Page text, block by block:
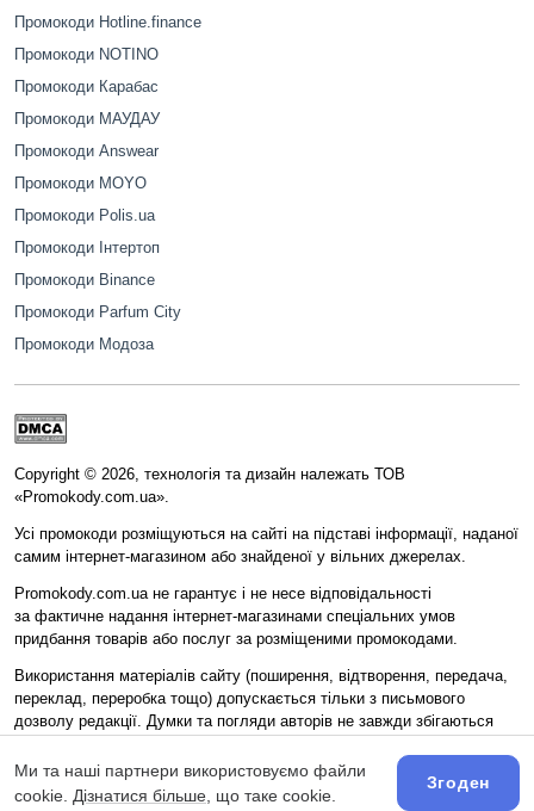
Промокоди Hotline.finance
Промокоди NOTINO
Промокоди Карабас
Промокоди МАУДАУ
Промокоди Answear
Промокоди MOYO
Промокоди Polis.ua
Промокоди Інтертоп
Промокоди Binance
Промокоди Parfum City
Промокоди Модоза
Copyright © 2026, технологія та дизайн належать ТОВ
«Promokody.com.ua».
Усі промокоди розміщуються на сайті на підставі інформації, наданої
самим інтернет-магазином або знайденої у вільних джерелах.
Promokody.com.ua не гарантує і не несе відповідальності
за фактичне надання інтернет-магазинами спеціальних умов
придбання товарів або послуг за розміщеними промокодами.
Використання матеріалів сайту (поширення, відтворення, передача,
переклад, переробка тощо) допускається тільки з письмового
дозволу редакції. Думки та погляди авторів не завжди збігаються
Матеріали сайту призначені для осіб старше 18 років (18+).
Ми та наші партнери використовуємо файли
cookie. Дізнатися більше , що таке cookie.
Згоден